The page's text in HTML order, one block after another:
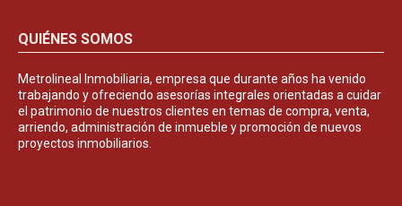
QUIÉNES SOMOS
Metrolineal Inmobiliaria, empresa que durante años ha venido
trabajando y ofreciendo asesorías integrales orientadas a cuidar
el patrimonio de nuestros clientes en temas de compra, venta,
arriendo, administración de inmueble y promoción de nuevos
proyectos inmobiliarios.